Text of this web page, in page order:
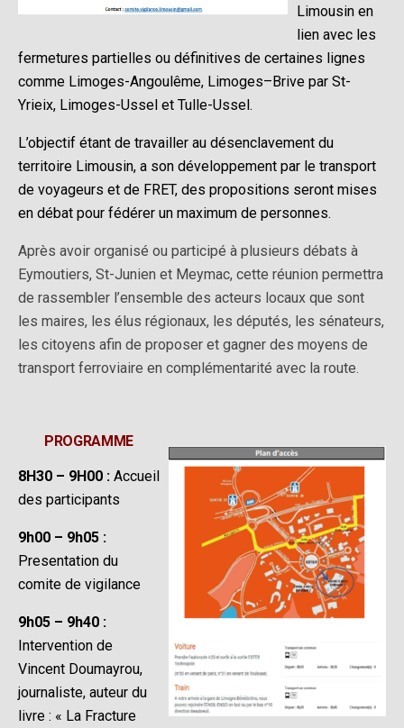
Limousin en
lien avec les
fermetures partielles ou définitives de certaines lignes
comme Limoges-Angoulême, Limoges–Brive par St-
Yrieix, Limoges-Ussel et Tulle-Ussel.
L’objectif étant de travailler au désenclavement du
territoire Limousin, a son développement par le transport
de voyageurs et de FRET, des propositions seront mises
en débat pour fédérer un maximum de personnes.
Après avoir organisé ou participé à plusieurs débats à
Eymoutiers, St-Junien et Meymac, cette réunion permettra
de rassembler l’ensemble des acteurs locaux que sont
les maires, les élus régionaux, les députés, les sénateurs,
les citoyens afin de proposer et gagner des moyens de
transport ferroviaire en complémentarité avec la route.
PROGRAMME
8H30 – 9H00 : Accueil
des participants
9h00 – 9h05 :
Presentation du
comite de vigilance
9h05 – 9h40 :
Intervention de
Vincent Doumayrou,
journaliste, auteur du
livre : « La Fracture